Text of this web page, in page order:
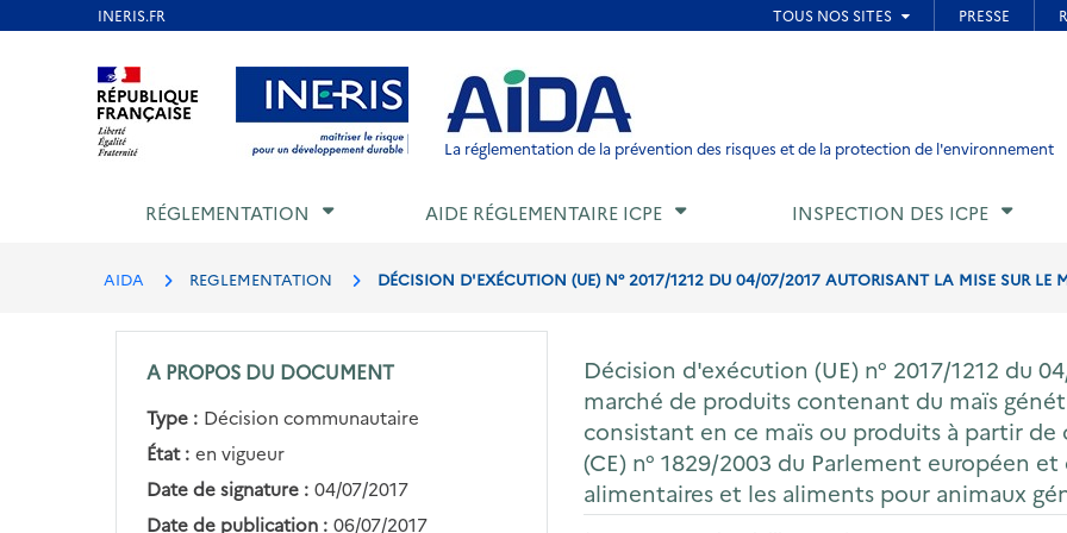
Aller au contenu Aller au menu Aller au pied de page
La réglementation de la prévention des risques et de la protection de l'environnement
RÉGLEMENTATION AIDE RÉGLEMENTAIRE ICPE INSPECTION DES ICPE
AIDA REGLEMENTATION DÉCISION D'EXÉCUTION (UE) N° 2017/1212 DU 04/07/2017 AUTORISANT LA MISE SUR LE
A PROPOS DU DOCUMENT
Type : Décision communautaire
État : en vigueur
Date de signature : 04/07/2017
Date de publication : 06/07/2017
Décision d'exécution (UE) n° 2017/1212 du
marché de produits contenant du maïs
consistant en ce maïs ou produits à partir
(CE) n° 1829/2003 du Parlement européen
alimentaires et les aliments pour animaux